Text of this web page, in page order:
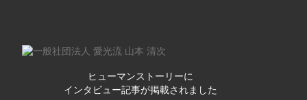
ヒューマンストーリーに
インタビュー記事が掲載されました